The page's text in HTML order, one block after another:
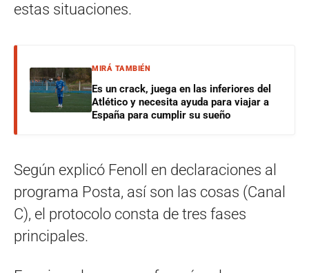
estas situaciones.
MIRÁ TAMBIÉN
Es un crack, juega en las inferiores del
Atlético y necesita ayuda para viajar a
España para cumplir su sueño
Según explicó Fenoll en declaraciones al
programa Posta, así son las cosas (Canal
C), el protocolo consta de tres fases
principales.